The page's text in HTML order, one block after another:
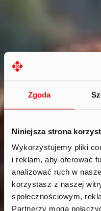
Zgoda
Niniejsza strona
Wykorzystujemy pliki
i reklam, aby oferować
analizować ruch w
korzystasz z naszej
społecznościowym,
Partnerzy mogą